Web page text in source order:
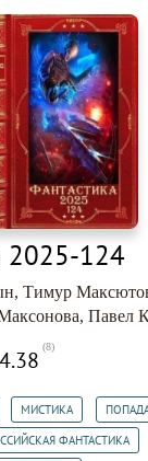
2025-124
, Тимур
, Павел
4.38 (8)
МИСТИКА
ФАНТАСТИКА